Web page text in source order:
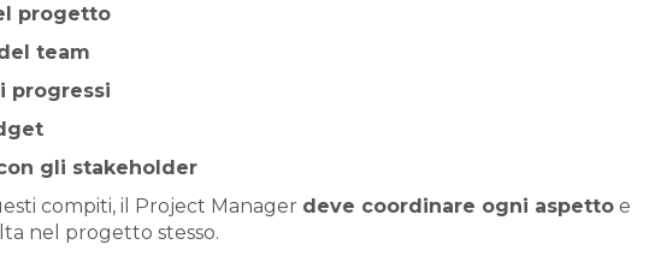
progetto
team
progressi
gli stakeholder
compiti, il Project Manager deve coordinare ogni aspetto e
nel progetto stesso.